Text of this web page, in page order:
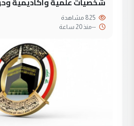
--منذ 20 ساعة